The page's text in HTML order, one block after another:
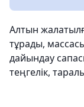
Алтын
тұрады,
дайындау
теңгелік,